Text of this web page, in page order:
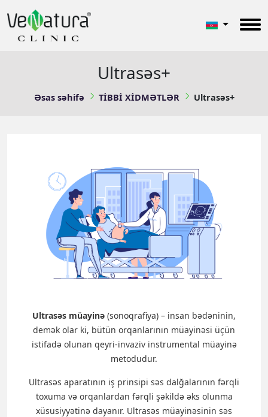
Ultrasəs+
Əsas səhifə TİBBİ XİDMƏTLƏR Ultrasəs+
Ultrasəs müayinə (sonoqrafiya) – insan bədəninin,
demək olar ki, bütün orqanlarının müayinəsi üçün
istifadə olunan qeyri-invaziv instrumental müayinə
metodudur.
Ultrasəs aparatının iş prinsipi səs dalğalarının fərqli
toxuma və orqanlardan fərqli şəkildə əks olunma
xüsusiyyətinə dayanır. Ultrasəs müayinəsinin səs